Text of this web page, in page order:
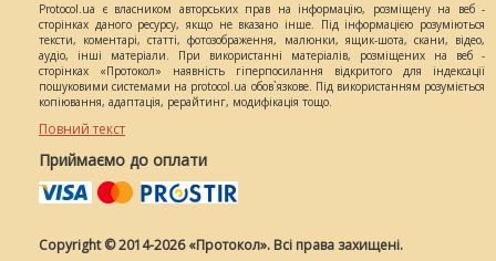
Protocol.ua є власником авторських прав на інформацію, розміщену на веб -
сторінках даного ресурсу, якщо не вказано інше. Під інформацією розуміються
тексти, коментарі, статті, фотозображення, малюнки, ящик-шота, скани, відео,
аудіо, інші матеріали. При використанні матеріалів, розміщених на веб -
сторінках «Протокол» наявність гіперпосилання відкритого для індексації
пошуковими системами на protocol.ua обов`язкове. Під використанням розуміється
копіювання, адаптація, рерайтинг, модифікація тощо.
Повний текст
Приймаємо до оплати
Copyright © 2014-2026 «Протокол». Всі права захищені.